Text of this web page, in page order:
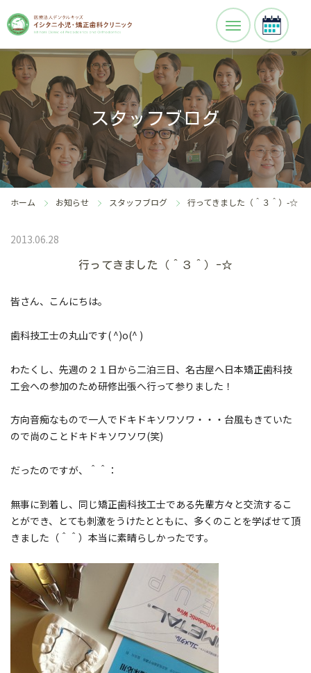
スタッフブログ
ホーム お知らせ スタッフブログ 行ってきました（＾３＾）-☆
2013.06.28
行ってきました（＾３＾）-☆
皆さん、こんにちは。
歯科技工士の丸山です( ^)o(^ )
わたくし、先週の２１日から二泊三日、名古屋へ日本矯正歯科技
工会への参加のため研修出張へ行って参りました！
方向音痴なもので一人でドキドキソワソワ・・・台風もきていた
ので尚のことドキドキソワソワ(笑)
だったのですが、＾＾：
無事に到着し、同じ矯正歯科技工士である先輩方々と交流するこ
とができ、とても刺激をうけたとともに、多くのことを学ばせて頂
きました（＾＾）本当に素晴らしかったです。